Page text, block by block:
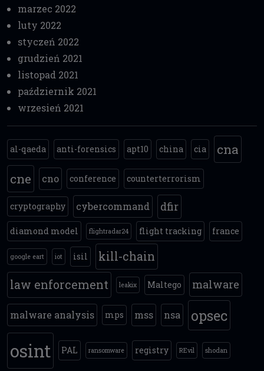
marzec 2022
luty 2022
styczeń 2022
grudzień 2021
listopad 2021
październik 2021
wrzesień 2021
al-qaeda anti-forensics apt10 china cia
cna
cne
cno conference counterterrorism
cryptography cybercommand dfir
diamond model flightradar24 flight tracking france
google eart iot isil
kill-chain
law enforcement
leakix Maltego malware
malware analysis mps mss nsa opsec
osint PAL ransomware registry REvil shodan